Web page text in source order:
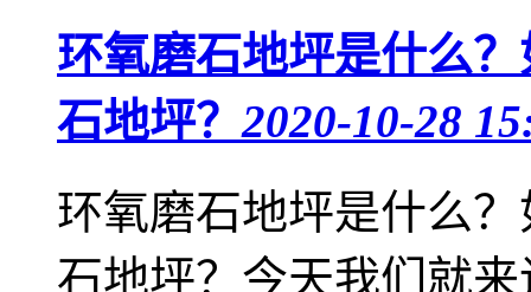
环氧磨石地坪是什么
石地坪？2020-10-28
环氧磨石地坪是什么
石地坪？今天我们就